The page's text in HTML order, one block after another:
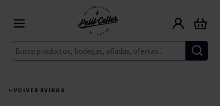
Buscar
Carrito
VOLVER AVINOS